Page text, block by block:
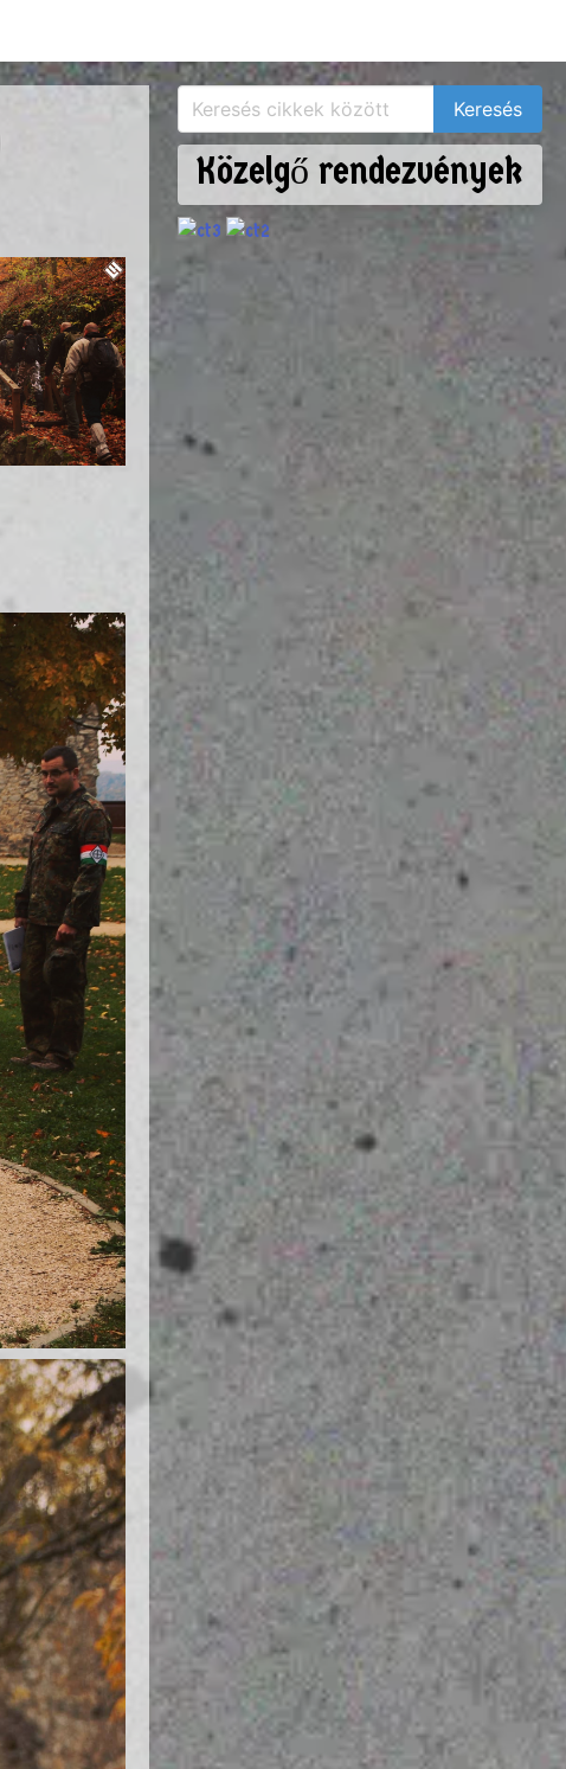
Közelgő rendezvények